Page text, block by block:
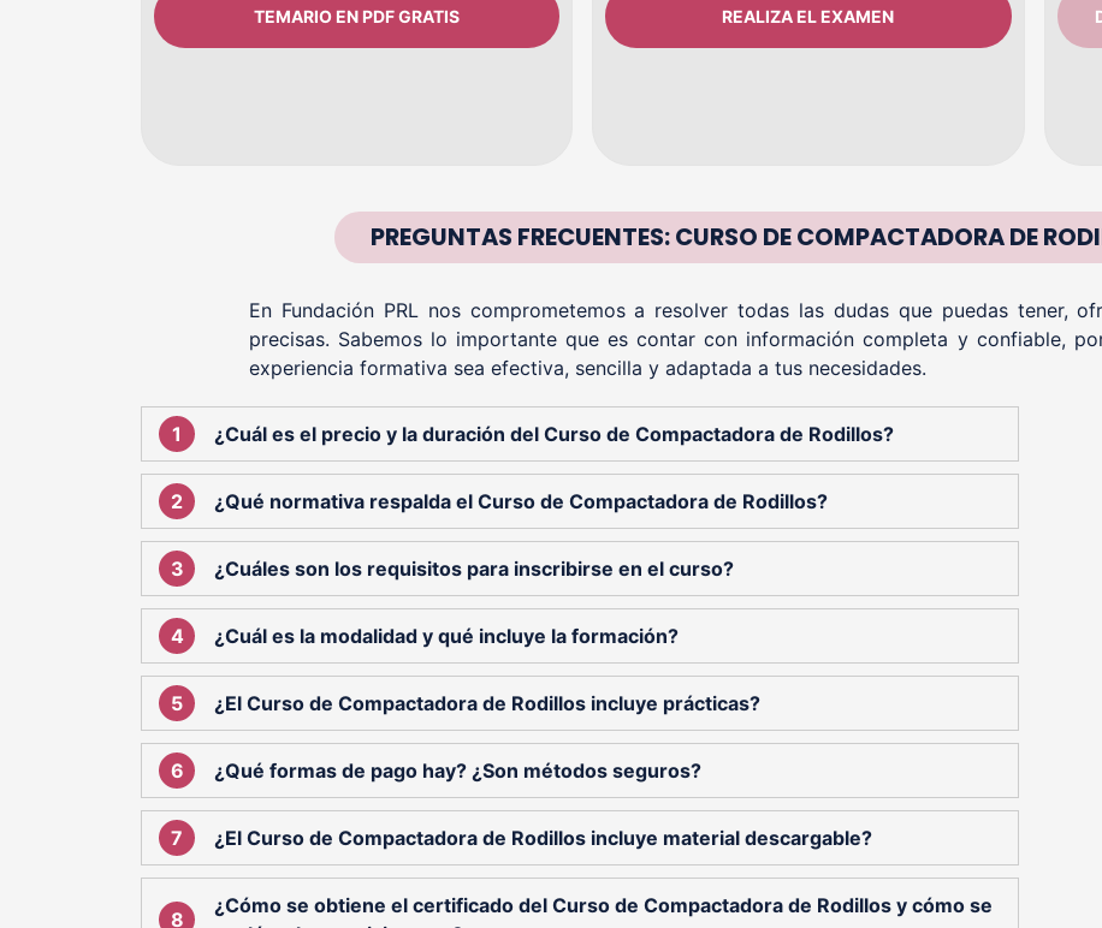
TEMARIO EN PDF GRATIS REALIZA EL EXAMEN
PREGUNTAS FRECUENTES: CURSO DE COMPACTADORA DE
En Fundación PRL nos comprometemos a resolver todas las dudas que puedas tener,
precisas. Sabemos lo importante que es contar con información completa y confiable,
experiencia formativa sea efectiva, sencilla y adaptada a tus necesidades.
¿Cuál es el precio y la duración del Curso de Compactadora de Rodillos?
¿Qué normativa respalda el Curso de Compactadora de Rodillos?
¿Cuáles son los requisitos para inscribirse en el curso?
¿Cuál es la modalidad y qué incluye la formación?
¿El Curso de Compactadora de Rodillos incluye prácticas?
¿Qué formas de pago hay? ¿Son métodos seguros?
¿El Curso de Compactadora de Rodillos incluye material descargable?
¿Cómo se obtiene el certificado del Curso de Compactadora de Rodillos y cómo se